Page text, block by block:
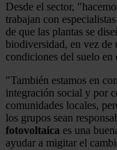
Desde el sector,
trabajan con
de que las plantas se
biodiversidad, en vez de
condiciones del suelo en
"También estamos en
integración social y por
comunidades locales,
los grupos sean
fotovoltaica es una
ayudar a migitar el